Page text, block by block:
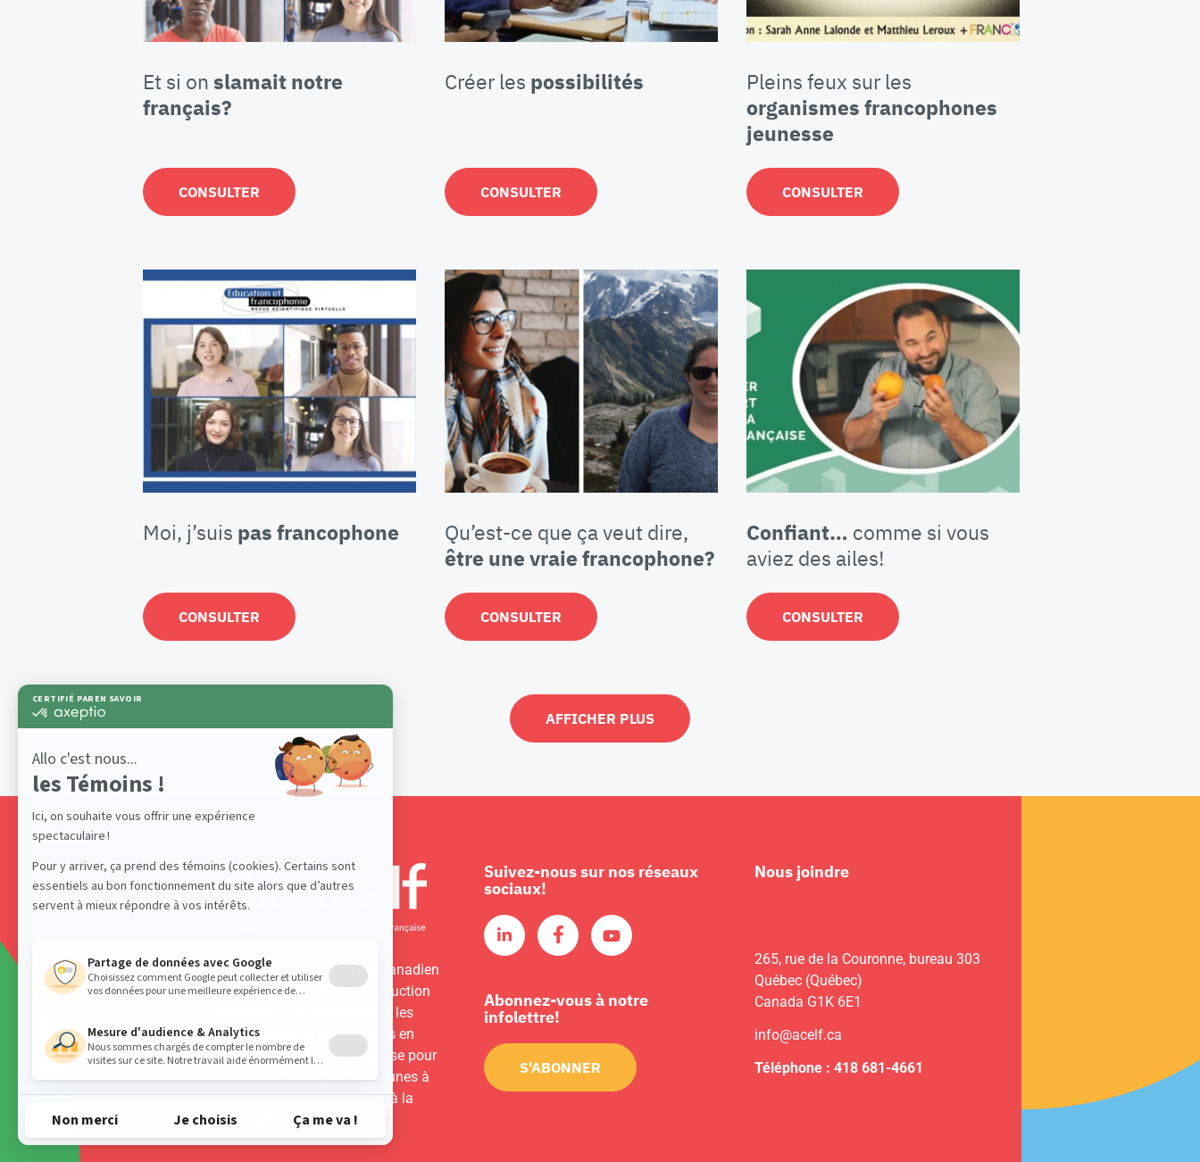
Et si on slamait notre
français?
CONSULTER
Créer les possibilités
CONSULTER
Pleins feux sur les
organismes francophones
jeunesse
CONSULTER
Moi, j’suis pas francophone
CONSULTER
Qu’est-ce que ça veut dire,
être une vraie francophone?
CONSULTER
Confiant… comme si vous
aviez des ailes!
CONSULTER
AFFICHER PLUS
L’ACELF est un réseau pancanadien
d’expertise-conseil en construction
identitaire. Elle accompagne les
intervenantes et intervenants en
éducation de langue française pour
les outiller afin d’aider les jeunes à
faire une place significative à la
francophonie dans leur vie.
Suivez-nous sur nos réseaux
sociaux!
Abonnez-vous à notre
infolettre!
S'ABONNER
Nous joindre
265, rue de la Couronne, bureau 303
Québec (Québec)
Canada G1K 6E1
info@acelf.ca
Téléphone : 418 681-4661